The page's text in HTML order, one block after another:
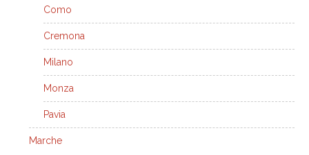
Como
Cremona
Milano
Monza
Pavia
Marche